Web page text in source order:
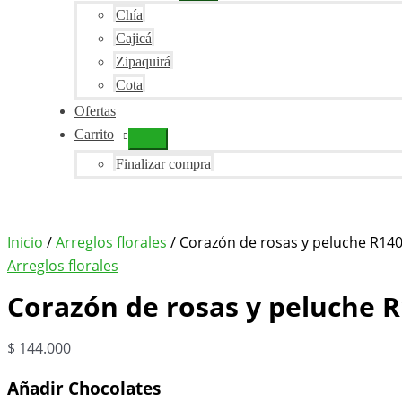
Chía
Cajicá
Zipaquirá
Cota
Ofertas
Carrito
Finalizar compra
Inicio /Arreglos florales / Corazón de rosas y peluche R140
Arreglos florales
Corazón de rosas y peluche
$ 144.000
Añadir Chocolates